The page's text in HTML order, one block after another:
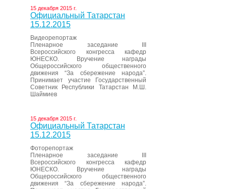
15 декабря 2015 г.
Официальный Татарстан
15.12.2015
Видеорепортаж
Пленарное заседание III
Всероссийского конгресса кафедр
ЮНЕСКО. Вручение награды
Общероссийского общественного
движения “За сбережение народа”.
Принимает участие Государственный
Советник Республики Татарстан М.Ш.
Шаймиев
15 декабря 2015 г.
Официальный Татарстан
15.12.2015
Фоторепортаж
Пленарное заседание III
Всероссийского конгресса кафедр
ЮНЕСКО. Вручение награды
Общероссийского общественного
движения “За сбережение народа”.